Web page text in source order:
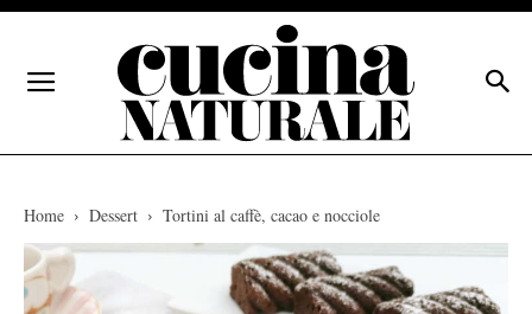
Home Dessert Tortini al caffè, cacao e nocciole